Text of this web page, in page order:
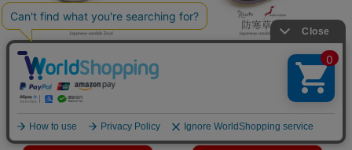
≪在庫限り≫ 小紋 紬 色無地など カジュアル
なきものに
草履 レディース 普段用 カジュア
ル草履 フリー L くすみグリーン
ホワイト フェイクスエード 2枚芯
日本製
¥17,600税込
≪在庫限り≫天候の優れない日に。雪の日、
草履 雨草履 雨雪用草履 防寒草履
対策 爪皮付き パープル ピンク 紫
フリー L 泥除け つま先カバー 日
本製
¥17,600税込